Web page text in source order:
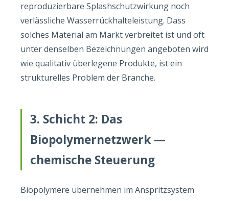
reproduzierbare Splashschutzwirkung noch
verlässliche Wasserrückhalteleistung. Dass
solches Material am Markt verbreitet ist und oft
unter denselben Bezeichnungen angeboten wird
wie qualitativ überlegene Produkte, ist ein
strukturelles Problem der Branche.
3. Schicht 2: Das
Biopolymernetzwerk —
chemische Steuerung
Biopolymere übernehmen im Anspritzsystem